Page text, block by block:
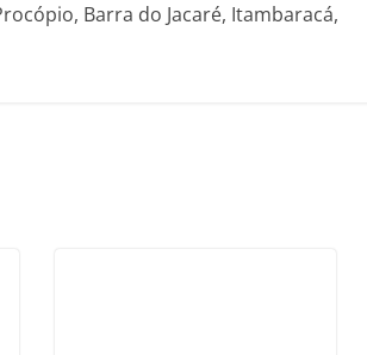
Barra do Jacaré, Itambaracá,